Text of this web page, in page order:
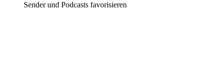
Sender und Podcasts favorisieren